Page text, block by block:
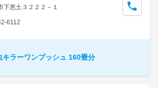
下恵土３２２２－１
6112
キラーワンプッシュ 160畳分